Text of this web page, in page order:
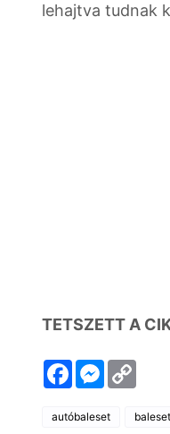
lehajtva tudnak
TETSZETT A
F
a
e
b
M
e
s
e L
autóbaleset baleset